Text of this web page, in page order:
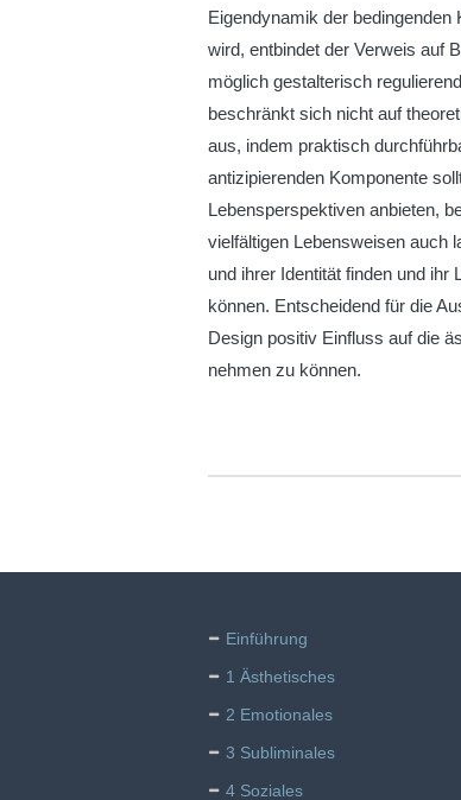
Eigendynamik der
wird, entbindet der Verweis auf
möglich gestalterisch
beschränkt sich nicht auf
aus, indem praktisch
antizipierenden Komponente
Lebensperspektiven anbieten,
vielfältigen Lebensweisen auch
und ihrer Identität finden und ihr
können. Entscheidend für die
Design positiv Einfluss auf die
nehmen zu können.
Einführung
1 Ästhetisches
2 Emotionales
3 Subliminales
4 Soziales